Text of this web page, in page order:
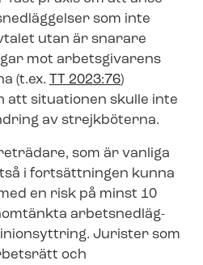
som inte
utan är snarare
mot arbetsgivarens
(t.ex. TT 2023:76)
att situationen skulle inte
av strejkböterna.
som är vanliga
i fortsättningen kunna
en risk på minst 10
ar­bets­ned­läg­
Jurister som
och